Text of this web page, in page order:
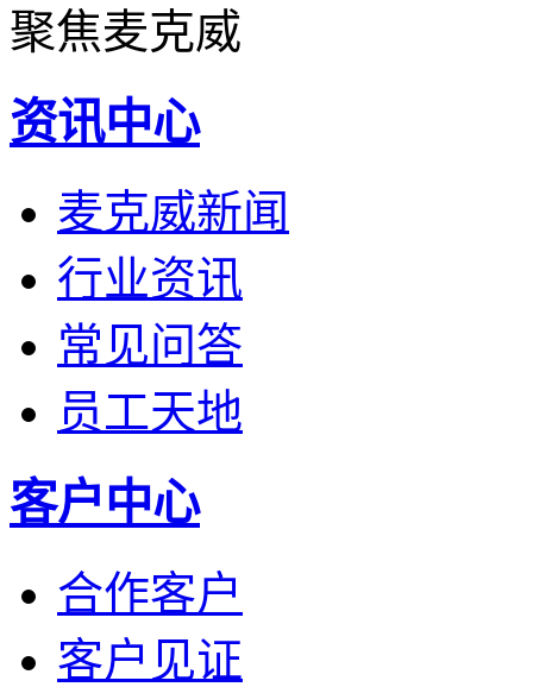
聚焦麦克威
资讯中心
麦克威新闻
行业资讯
常见问答
员工天地
客户中心
合作客户
客户见证